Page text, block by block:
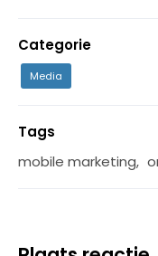
Categorie
Media
Tags
mobile marketing,